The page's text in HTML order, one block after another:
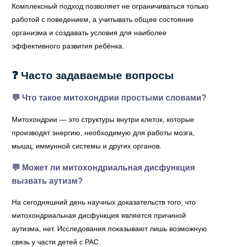
Комплексный подход позволяет не ограничиваться только
работой с поведением, а учитывать общее состояние
организма и создавать условия для наиболее
эффективного развития ребёнка.
❓ Часто задаваемые вопросы
💬 Что такое митохондрии простыми словами?
Митохондрии — это структуры внутри клеток, которые
производят энергию, необходимую для работы мозга,
мышц, иммунной системы и других органов.
💬 Может ли митохондриальная дисфункция
вызвать аутизм?
На сегодняшний день научных доказательств того, что
митохондриальная дисфункция является причиной
аутизма, нет. Исследования показывают лишь возможную
связь у части детей с РАС.